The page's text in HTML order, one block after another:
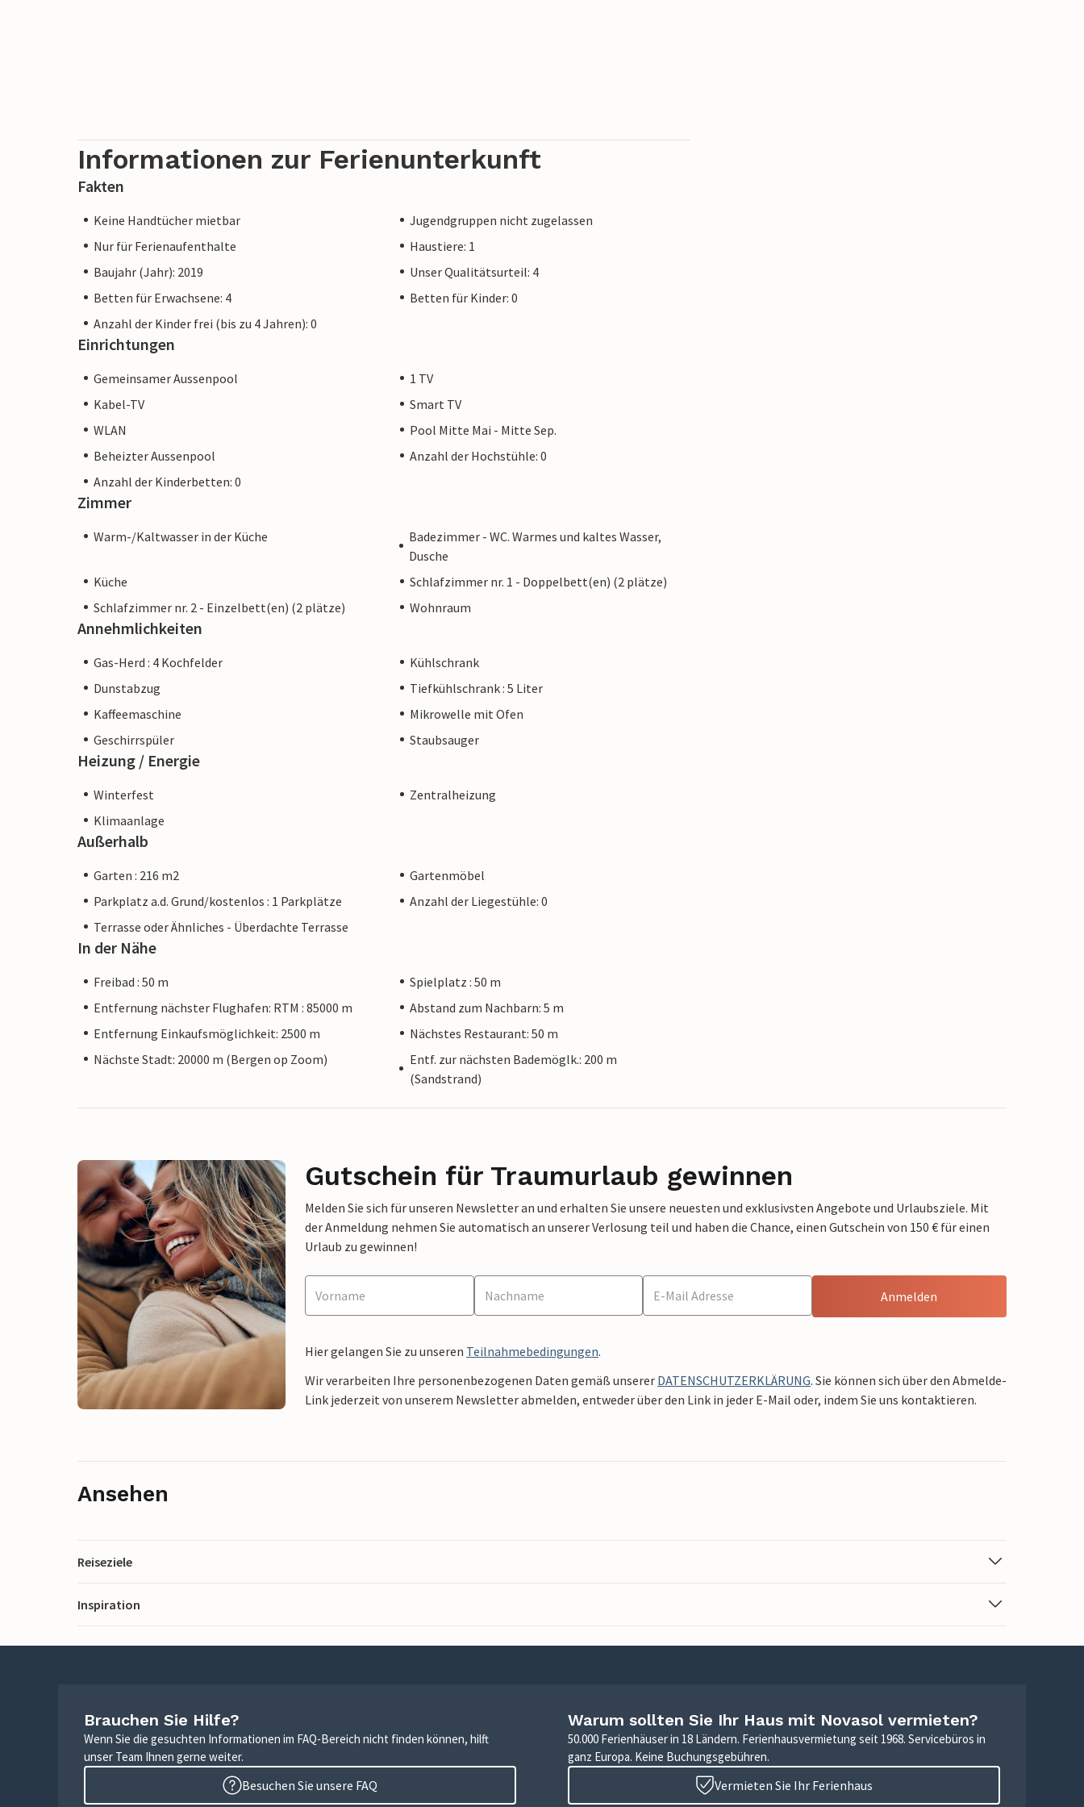
Informationen zur Ferienunterkunft
Fakten
Keine Handtücher mietbar
Jugendgruppen nicht zugelassen
Nur für Ferienaufenthalte
Haustiere: 1
Baujahr (Jahr): 2019
Unser Qualitätsurteil: 4
Betten für Erwachsene: 4
Betten für Kinder: 0
Anzahl der Kinder frei (bis zu 4 Jahren): 0
Einrichtungen
Gemeinsamer Aussenpool
1 TV
Kabel-TV
Smart TV
WLAN
Pool Mitte Mai - Mitte Sep.
Beheizter Aussenpool
Anzahl der Hochstühle: 0
Anzahl der Kinderbetten: 0
Zimmer
Warm-/Kaltwasser in der Küche
Badezimmer - WC. Warmes und kaltes Wasser,
Dusche
Küche
Schlafzimmer nr. 1 - Doppelbett(en) (2 plätze)
Schlafzimmer nr. 2 - Einzelbett(en) (2 plätze)
Wohnraum
Annehmlichkeiten
Gas-Herd : 4 Kochfelder
Kühlschrank
Dunstabzug
Tiefkühlschrank : 5 Liter
Kaffeemaschine
Mikrowelle mit Ofen
Geschirrspüler
Staubsauger
Heizung / Energie
Winterfest
Zentralheizung
Klimaanlage
Außerhalb
Garten : 216 m2
Gartenmöbel
Parkplatz a.d. Grund/kostenlos : 1 Parkplätze
Anzahl der Liegestühle: 0
Terrasse oder Ähnliches - Überdachte Terrasse
In der Nähe
Freibad : 50 m
Spielplatz : 50 m
Entfernung nächster Flughafen: RTM : 85000 m
Abstand zum Nachbarn: 5 m
Entfernung Einkaufsmöglichkeit: 2500 m
Nächstes Restaurant: 50 m
Nächste Stadt: 20000 m (Bergen op Zoom)
Entf. zur nächsten Bademöglk.: 200 m
(Sandstrand)
Gutschein für Traumurlaub gewinnen
Melden Sie sich für unseren Newsletter an und erhalten Sie unsere neuesten und exklusivsten Angebote und Urlaubsziele. Mit
der Anmeldung nehmen Sie automatisch an unserer Verlosung teil und haben die Chance, einen Gutschein von 150 € für einen
Urlaub zu gewinnen!
Anmelden
Hier gelangen Sie zu unseren Teilnahmebedingungen.
Wir verarbeiten Ihre personenbezogenen Daten gemäß unserer DATENSCHUTZERKLÄRUNG. Sie können sich über den Abmelde-
Link jederzeit von unserem Newsletter abmelden, entweder über den Link in jeder E-Mail oder, indem Sie uns kontaktieren.
Ansehen
Reiseziele
Inspiration
Brauchen Sie Hilfe?
Wenn Sie die gesuchten Informationen im FAQ-Bereich nicht finden können, hilft
unser Team Ihnen gerne weiter.
Besuchen Sie unsere FAQ
Warum sollten Sie Ihr Haus mit Novasol vermieten?
50.000 Ferienhäuser in 18 Ländern. Ferienhausvermietung seit 1968. Servicebüros in
ganz Europa. Keine Buchungsgebühren.
Vermieten Sie Ihr Ferienhaus